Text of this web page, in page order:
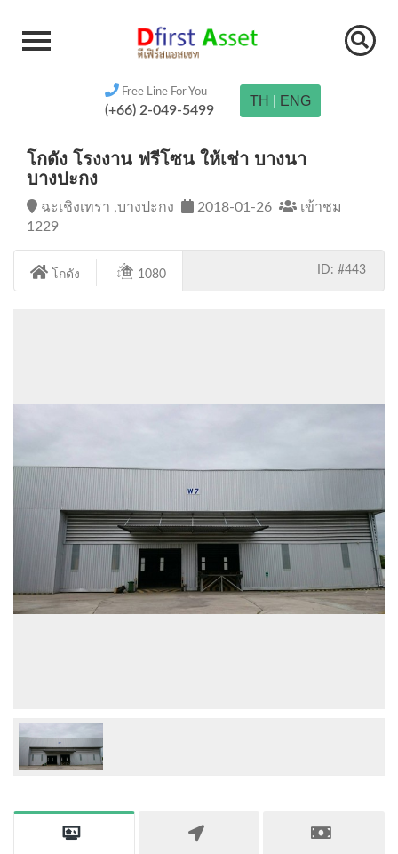
Free Line For You
(+66) 2-049-5499
TH ENG
โกดัง โรงงาน ฟรีโซน ให้เช่า บางนา
บางปะกง
ฉะเชิงเทรา ,บางปะกง 2018-01-26
เข้าชม
1229
โกดัง 1080 ID: #443